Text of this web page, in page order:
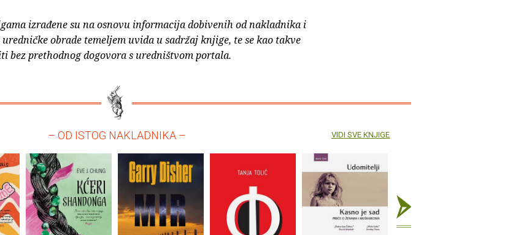
izrađene su na osnovu informacija dobivenih od nakladnika i
obrade temeljem uvida u sadržaj knjige, te se kao takve
bez prethodnog dogovora s uredništvom portala.
– OD ISTOG NAKLADNIKA – VIDI SVE KNJIGE